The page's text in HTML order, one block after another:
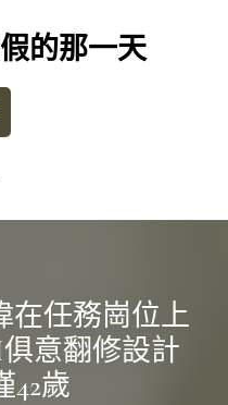
的那一天
在任務崗位上
意翻修設計
42歲